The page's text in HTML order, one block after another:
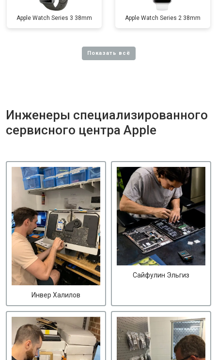
Apple Watch Series 3 38mm Apple Watch Series 2 38mm
Инженеры специализированного
сервисного центра Apple
Инвер Халилов
Сайфулин Эльгиз